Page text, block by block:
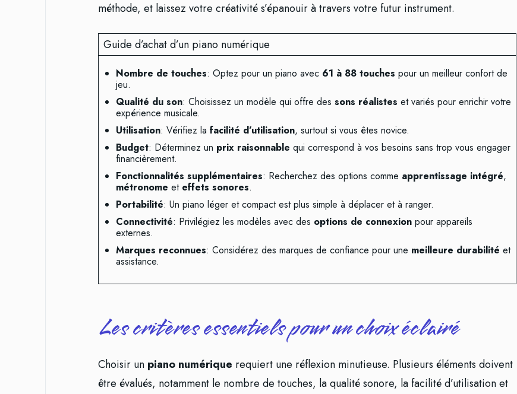
méthode, et laissez votre créativité s’épanouir à travers votre futur instrument.
Guide d’achat d’un piano numérique
Nombre de touches: Optez pour un piano avec 61 à 88 touches pour un meilleur confort de
jeu.
Qualité du son: Choisissez un modèle qui offre des sons réalistes et variés pour enrichir votre
expérience musicale.
Utilisation: Vérifiez la facilité d’utilisation, surtout si vous êtes novice.
Budget: Déterminez un prix raisonnable qui correspond à vos besoins sans trop vous engager
financièrement.
Fonctionnalités supplémentaires: Recherchez des options comme apprentissage intégré,
métronome et effets sonores.
Portabilité: Un piano léger et compact est plus simple à déplacer et à ranger.
Connectivité: Privilégiez les modèles avec des options de connexion pour appareils
externes.
Marques reconnues: Considérez des marques de confiance pour une meilleure durabilité et
assistance.
Les critères essentiels pour un choix éclairé
Choisir un piano numérique requiert une réflexion minutieuse. Plusieurs éléments doivent
être évalués, notamment le nombre de touches, la qualité sonore, la facilité d’utilisation et